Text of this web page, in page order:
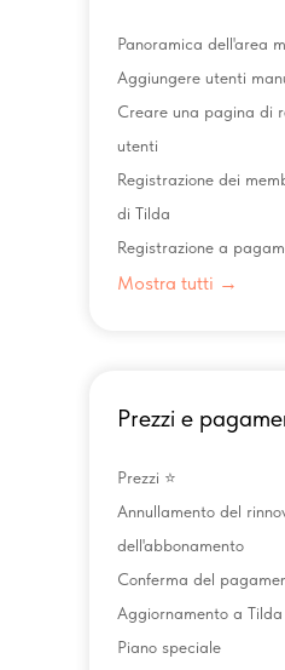
Panoramica dell'area
Aggiungere utenti
Creare una pagina di
utenti
Registrazione dei
di Tilda
Registrazione a
Mostra tutti →
Prezzi ⭐️
Annullamento del
dell'abbonamento
Conferma del
Aggiornamento a Tilda
Piano speciale
Prezzi e